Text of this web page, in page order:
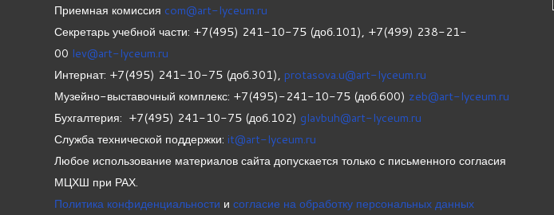
Приемная комиссия com@art-lyceum.ru
Секретарь учебной части: +7(495) 241-10-75 (доб.101), +7(499) 238-21-
00 lev@art-lyceum.ru
Интернат: +7(495) 241-10-75 (доб.301), protasova.u@art-lyceum.ru
Музейно-выставочный комплекс: +7(495)-241-10-75 (доб.600) zeb@art-lyceum.ru
Бухгалтерия: +7(495) 241-10-75 (доб.102) glavbuh@art-lyceum.ru
Служба технической поддержки: it@art-lyceum.ru
Любое использование материалов сайта допускается только с письменного согласия
МЦХШ при РАХ.
Политика конфиденциальности и согласие на обработку персональных данных